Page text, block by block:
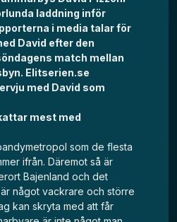
laddning inför
i media talar för
David efter den
match mellan
Elitserien.se
med David som
mest med
som de flesta
ifrån. Däremot så är
Bajenland och det
något vackrare och större
kan skryta med att får